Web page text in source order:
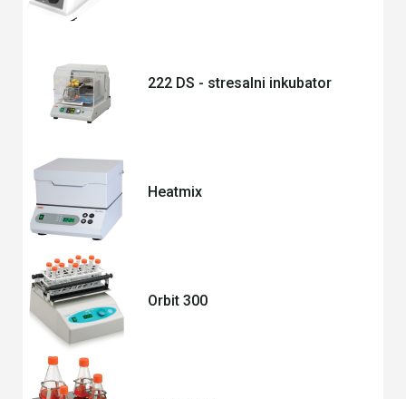
222 DS - stresalni inkubator
Heatmix
Orbit 300